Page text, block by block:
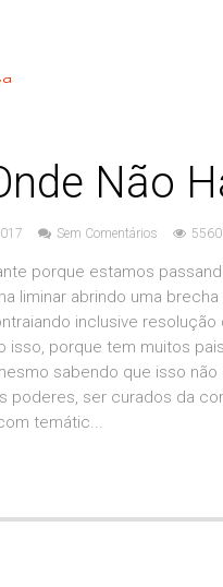
Não
Sem Comentários
porque estamos
liminar abrindo uma
inclusive
porque tem muitos
sabendo que isso
poderes, ser curados da
temátic...